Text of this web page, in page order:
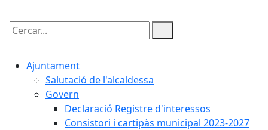
Cercar:
Ajuntament
Salutació de l'alcaldessa
Govern
Declaració Registre d'interessos
Consistori i cartipàs municipal 2023-2027